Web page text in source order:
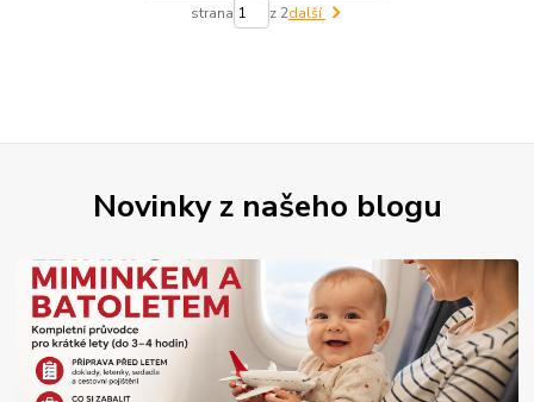
strana z 2další
Novinky z našeho blogu